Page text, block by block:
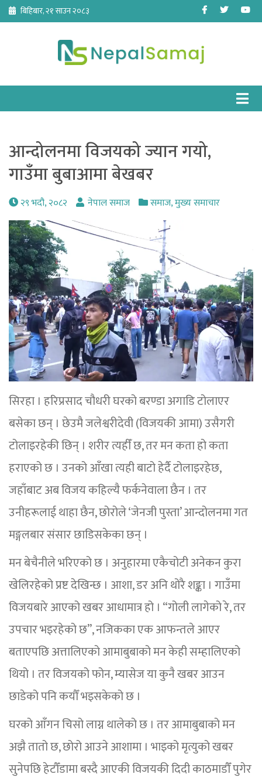
Skip
content
बिहिबार, २१ साउन २०८३ Facebook
Twitter
आन्दोलनमा विजयको ज्यान गयो,
गाउँमा बुबाआमा बेखबर
२९ भदौ, २०८२ नेपाल समाज समाज,मुख्य समाचार
सिरहा । हरिप्रसाद चौधरी घरको बरण्डा अगाडि टोलाएर
बसेका छन् । छेउमै जलेश्वरीदेवी (विजयकी आमा) उसैगरी
टोलाइरहेकी छिन् । शरीर त्यहीँ छ, तर मन कता हो कता
हराएको छ । उनको आँखा त्यही बाटो हेर्दै टोलाइरहेछ,
जहाँबाट अब विजय कहिल्यै फर्कनेवाला छैन । तर
उनीहरूलाई थाहा छैन, छोरोले ‘जेनजी पुस्ता’ आन्दोलनमा गत
मङ्गलबार संसार छाडिसकेका छन् ।
मन बेचैनीले भरिएको छ । अनुहारमा एकैचोटी अनेकन कुरा
खेलिरहेको प्रष्ट देखिन्छ । आशा, डर अनि थोरै शङ्का । गाउँमा
विजयबारे आएको खबर आधामात्र हो । “गोली लागेको रे, तर
उपचार भइरहेको छ”, नजिकका एक आफन्तले आएर
बताएपछि अत्तालिएको आमाबुबाको मन केही सम्हालिएको
थियो । तर विजयको फोन, म्यासेज या कुनै खबर आउन
छाडेको पनि कयौँ भइसकेको छ ।
घरको आँगन चिसो लाग्न थालेको छ । तर आमाबुबाको मन
अझै तातो छ, छोरो आउने आशामा । भाइको मृत्युको खबर
सुनेपछि हेटौँडामा बस्दै आएकी विजयकी दिदी काठमाडौँ पुगेर